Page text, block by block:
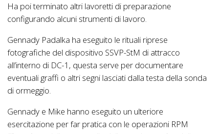
Ha poi terminato altri lavoretti di preparazione
configurando alcuni strumenti di lavoro.
Gennady Padalka ha eseguito le rituali riprese
fotografiche del dispositivo SSVP-StM di attracco
all’interno di DC-1, questa serve per documentare
eventuali graffi o altri segni lasciati dalla testa della sonda
di ormeggio.
Gennady e Mike hanno eseguito un ulteriore
esercitazione per far pratica con le operazioni RPM